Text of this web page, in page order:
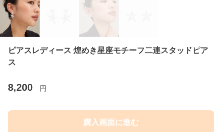
ピアスレディース 煌めき星座モチーフ二連スタッドピア
ス
8,200 円
購入画面に進む